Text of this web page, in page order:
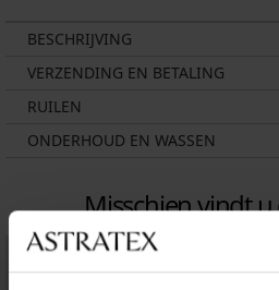
BESCHRIJVING
VERZENDING EN BETALING
RUILEN
ONDERHOUD EN WASSEN
Misschien vindt